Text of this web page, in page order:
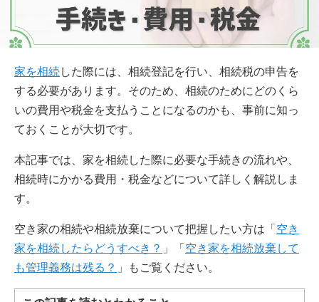
家を相続した際には、相続登記を行い、相続税の申告を
する必要があります。そのため、相続のためにどのくら
いの費用や税金を支払うことになるのかも、事前に知っ
ておくことが大切です。
本記事では、家を相続した際に必要な手続きの流れや、
相続時にかかる費用・税金などについて詳しく解説しま
す。
空き家の相続や相続放棄について把握したい方は「 空き
家を相続したらどうすべき？ 」「 空き家を相続放棄して
も管理義務は残る？ 」もご覧ください。